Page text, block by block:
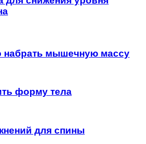
набрать мышечную массу
форму тела
для спины